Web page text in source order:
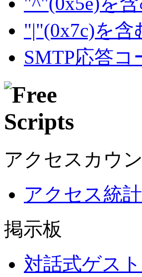
"|"(0x7c)を含
SMTP応答コ
アクセスカウ
アクセス統
掲示板
対話式ゲス